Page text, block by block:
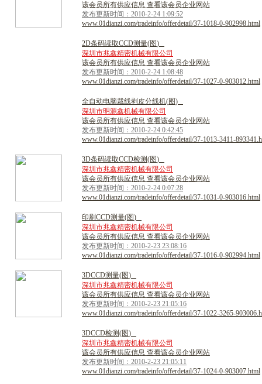
该会员所有供应信息 查看该会员企业网站
发布更新时间：2010-2-24 1:09:52
www.01dianzi.com/tradeinfo/offerdetail/37-1018-0-902998.html
2D条码读取CCD测量(图)
深圳市兆鑫精密机械有限公司
该会员所有供应信息 查看该会员企业网站
发布更新时间：2010-2-24 1:08:48
www.01dianzi.com/tradeinfo/offerdetail/37-1027-0-903012.html
全自动电脑裁线剥 皮分线机(图)
深圳市明源鑫机械有限公司
该会员所有供应信息 查看该会员企业网站
发布更新时间：2010-2-24 0:42:45
www.01dianzi.com/tradeinfo/offerdetail/37-1013-3411-
3D条码读取CCD检测(图)
深圳市兆鑫精密机械有限公司
该会员所有供应信息 查看该会员企业网站
发布更新时间：2010-2-24 0:07:28
www.01dianzi.com/tradeinfo/offerdetail/37-1031-0-903016.html
印刷CCD测量(图)
深圳市兆鑫精密机械有限公司
该会员所有供应信息 查看该会员企业网站
发布更新时间：2010-2-23 23:08:16
www.01dianzi.com/tradeinfo/offerdetail/37-1016-0-902994.html
3DCCD测量(图)
深圳市兆鑫精密机械有限公司
该会员所有供应信息 查看该会员企业网站
发布更新时间：2010-2-23 21:05:16
www.01dianzi.com/tradeinfo/offerdetail/37-1022-3265-
3DCCD检测(图)
深圳市兆鑫精密机械有限公司
该会员所有供应信息 查看该会员企业网站
发布更新时间：2010-2-23 21:05:11
www.01dianzi.com/tradeinfo/offerdetail/37-1024-0-903007.html